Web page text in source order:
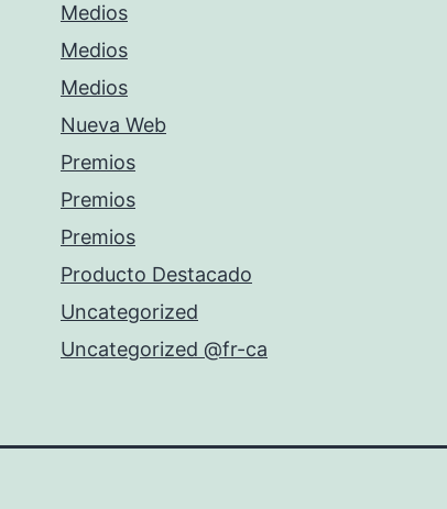
Medios
Medios
Medios
Nueva Web
Premios
Premios
Premios
Producto Destacado
Uncategorized
Uncategorized @fr-ca